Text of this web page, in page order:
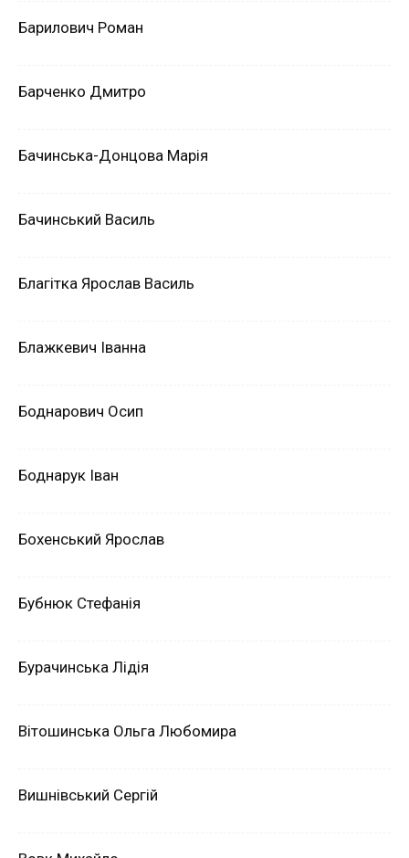
Барилович Роман
Барченко Дмитро
Бачинська-Донцова Марія
Бачинський Василь
Благітка Ярослав Василь
Блажкевич Іванна
Боднарович Осип
Боднарук Іван
Бохенський Ярослав
Бубнюк Стефанія
Бурачинська Лідія
Вітошинська Ольга Любомира
Вишнівський Сергій